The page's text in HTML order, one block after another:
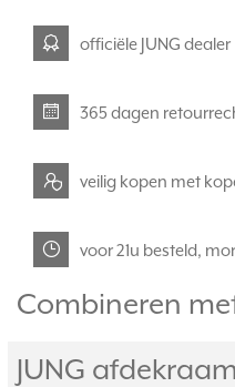
officiële JUNG dealer
365 dagen
veilig kopen met
voor 21u besteld,
Combineren
JUNG